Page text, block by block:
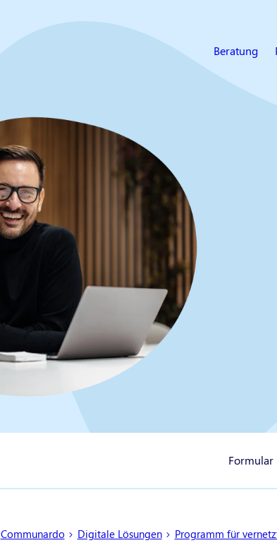
Beratung
Formular
Sie sind hier:
Communardo Digitale Lösungen Programm für